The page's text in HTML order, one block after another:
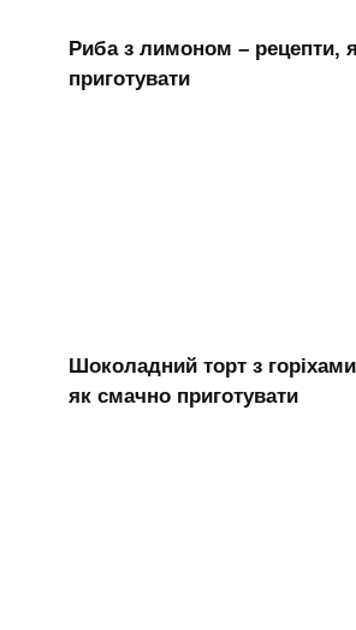
Риба з лимоном – рецепти,
приготувати
Шоколадний торт з
як смачно приготувати